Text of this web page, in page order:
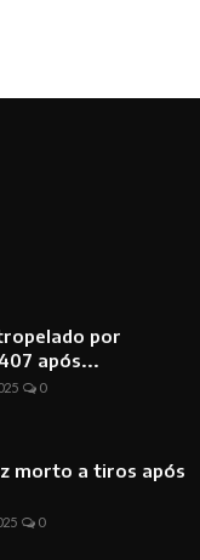
por
após...
0
morto a tiros após
0